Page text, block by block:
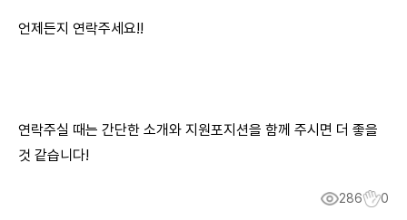
언제든지 연락주세요!!
연락주실 때는 간단한 소개와 지원포지션을 함께 주시면 더 좋을
것 같습니다!
286 0